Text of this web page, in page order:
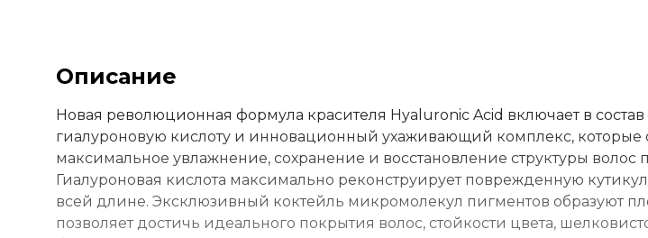
Описание
Новая революционная формула красителя Hyaluronic Acid включает в
гиалуроновую кислоту и инновационный ухаживающий комплекс, которые
максимальное увлажнение, сохранение и восстановление структуры
Гиалуроновая кислота максимально реконструирует поврежденную
всей длине. Эксклюзивный коктейль микромолекул пигментов образуют
позволяет достичь идеального покрытия волос, стойкости цвета,